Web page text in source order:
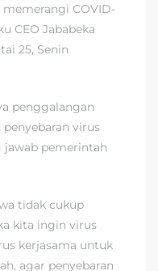
COVID-
CEO Jababeka
25, Senin
penggalangan
virus
pemerintah
tidak cukup
kita ingin virus
kerjasama untuk
agar penyebaran